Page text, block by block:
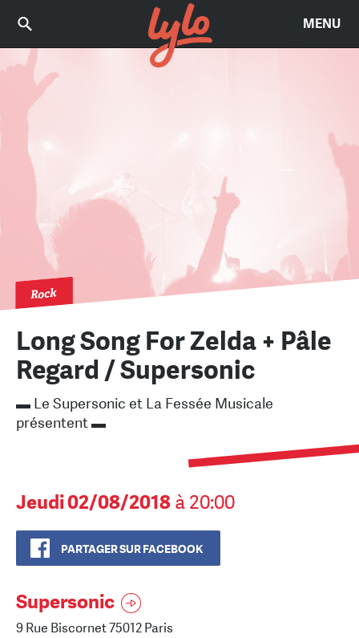
MENU
Rock
Long Song For Zelda + Pâle
Regard / Supersonic
▬ Le Supersonic et La Fessée Musicale
présentent ▬
Jeudi 02/08/2018 à 20:00
PARTAGER SUR FACEBOOK
Supersonic
9 Rue Biscornet 75012 Paris